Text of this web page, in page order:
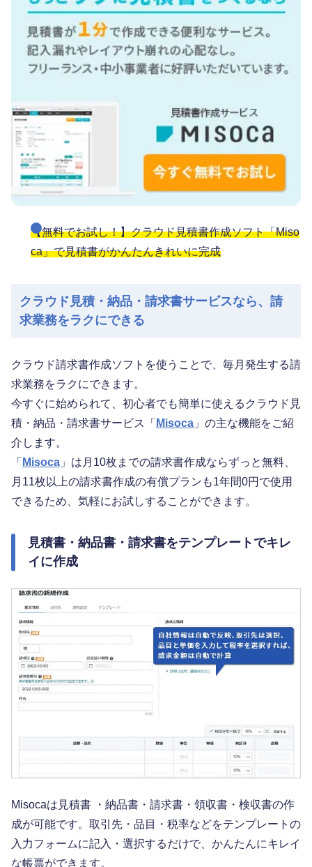
【無料でお試し！】クラウド見積書作成ソフト「Miso
ca」で見積書がかんたんきれいに完成
クラウド見積・納品・請求書サービスなら、請
求業務をラクにできる
クラウド請求書作成ソフトを使うことで、毎月発生する請
求業務をラクにできます。
今すぐに始められて、初心者でも簡単に使えるクラウド見
積・納品・請求書サービス「 Misoca 」の主な機能をご紹
介します。
「 Misoca 」は月10枚までの請求書作成ならずっと無料、
月11枚以上の請求書作成の有償プランも1年間0円で使用
できるため、気軽にお試しすることができます。
見積書・納品書・請求書をテンプレートでキレ
イに作成
Misocaは見積書 ・納品書・請求書・領収書・検収書の作
成が可能です。取引先・品目・税率などをテンプレートの
入力フォームに記入・選択するだけで、かんたんにキレイ
な帳票ができます。